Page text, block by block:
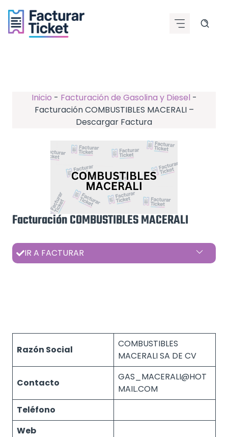
contenido
Inicio - Facturación de Gasolina y Diesel -
Facturación COMBUSTIBLES MACERALI –
Descargar Factura
Facturación COMBUSTIBLES MACERALI
IR A FACTURAR
Razón Social
COMBUSTIBLES
MACERALI SA DE CV
Contacto
GAS_MACERALI@HOT
MAIL.COM
Teléfono
Web